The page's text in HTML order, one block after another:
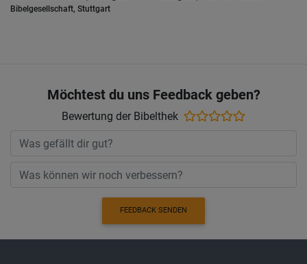
Bibelgesellschaft, Stuttgart
Möchtest du uns Feedback geben?
Bewertung der Bibelthek
FEEDBACK SENDEN